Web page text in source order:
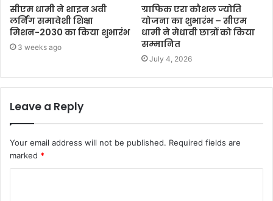
सीएम धामी ने शाइन अवी
लर्निंग समावेशी शिक्षा
मिशन-2030 का किया शुभारंभ
3 weeks ago
ग्राफिक एरा कौशल ज्योति
योजना का शुभारंभ – सीएम
धामी ने मेधावी छात्रों को किया
सम्मानित
July 4, 2026
Leave a Reply
Your email address will not be published. Required fields are
marked *